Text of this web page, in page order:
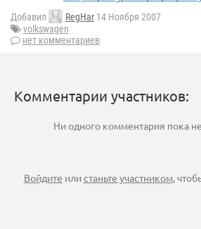
Добавил RegHar 14 Ноября 2007
volkswagen
нет комментариев
Комментарии участников:
Ни одного комментария пока
Войдите илистаньте участником,